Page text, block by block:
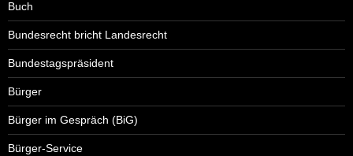
Buch
Bundesrecht bricht Landesrecht
Bundestagspräsident
Bürger
Bürger im Gespräch (BiG)
Bürger-Service